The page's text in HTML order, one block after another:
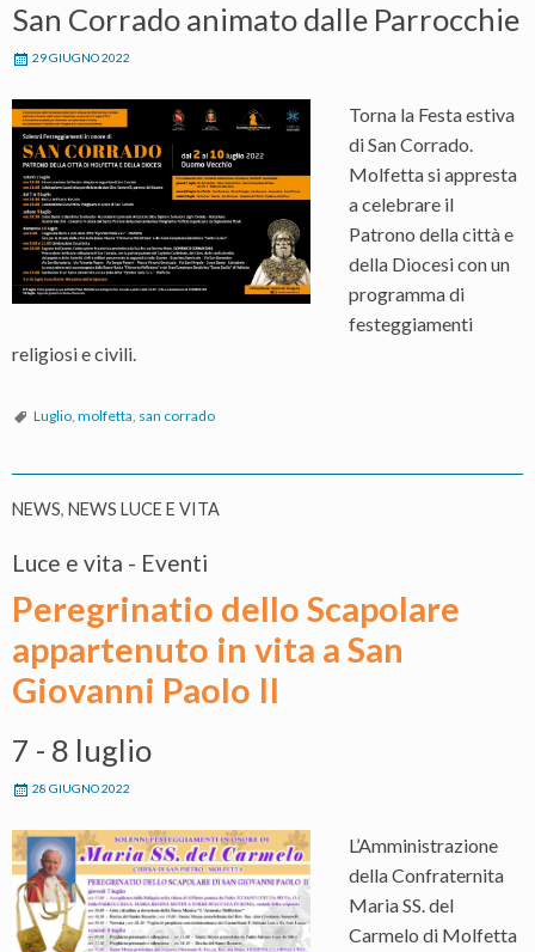
San Corrado animato dalle Parrocchie
29 GIUGNO 2022
Torna la Festa estiva
di San Corrado.
Molfetta si appresta
a celebrare il
Patrono della città e
della Diocesi con un
programma di
festeggiamenti
religiosi e civili.
Luglio, molfetta, san corrado
NEWS, NEWS LUCE E VITA
Luce e vita - Eventi
Peregrinatio dello Scapolare
appartenuto in vita a San
Giovanni Paolo II
7 - 8 luglio
28 GIUGNO 2022
L’Amministrazione
della Confraternita
Maria SS. del
Carmelo di Molfetta